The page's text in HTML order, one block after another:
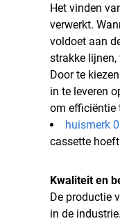
Het vinden
verwerkt.
voldoet aan
strakke
Door te
in te leveren
om efficiëntie
huismerk
cassette
Kwaliteit en
De productie
in de